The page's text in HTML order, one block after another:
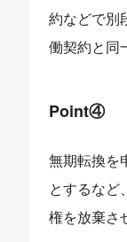
約などで別
働契約と同
Point④
無期転換を
とするなど
権を放棄さ